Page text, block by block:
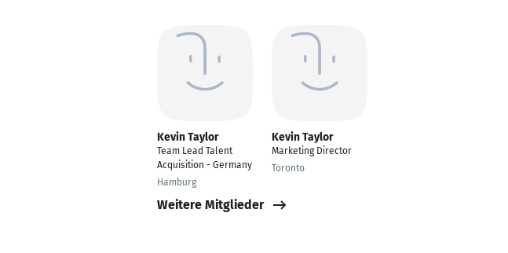
Kevin Taylor
Team Lead Talent
Acquisition - Germany
Hamburg
Kevin Taylor
Marketing Director
Toronto
Weitere Mitglieder